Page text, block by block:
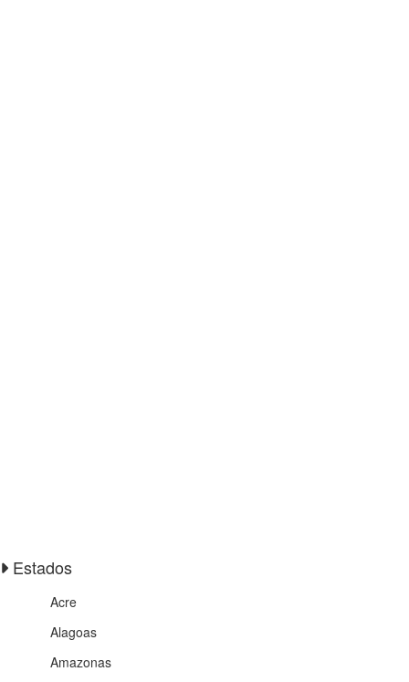
Estados
Acre
Alagoas
Amazonas